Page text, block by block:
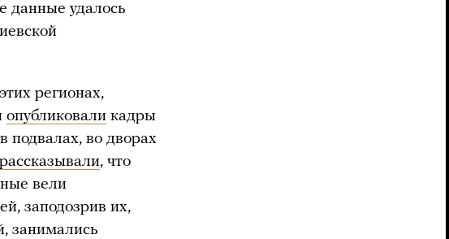
данные удалось
регионах,
опубликовали кадры
подвалах, во дворах
рассказывали, что
вели
заподозрив их,
занимались